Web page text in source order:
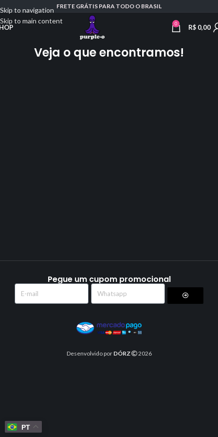
Skip to navigation
Skip to main content
FRETE GRÁTIS PARA TODO O BRASIL
0 R$0,00
Veja o que encontramos!
Pegue um cupom promocional
Desenvolvido por DÓRZ 2026
PT